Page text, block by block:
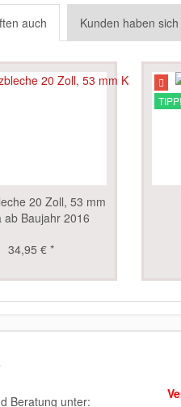
auch Kunden haben
20 Zoll, 53 mm
ab Baujahr 2016
34,95 € *
TIPP!
Beratung unter: